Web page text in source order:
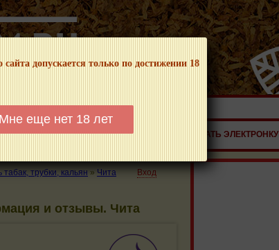
допускается только по достижении 18
Мне еще нет 18 лет
И РЕКЛАМОЙ ТАБАЧНОЙ ПРОДУКЦИИ!
ПОКУРИТЬ КУРЕНИЕ И ЗДОРОВЬЕ ЗАКАЗАТЬ ЭЛЕКТРОНКУ
табак, трубки, кальян » Чита
Вход
и отзывы. Чита